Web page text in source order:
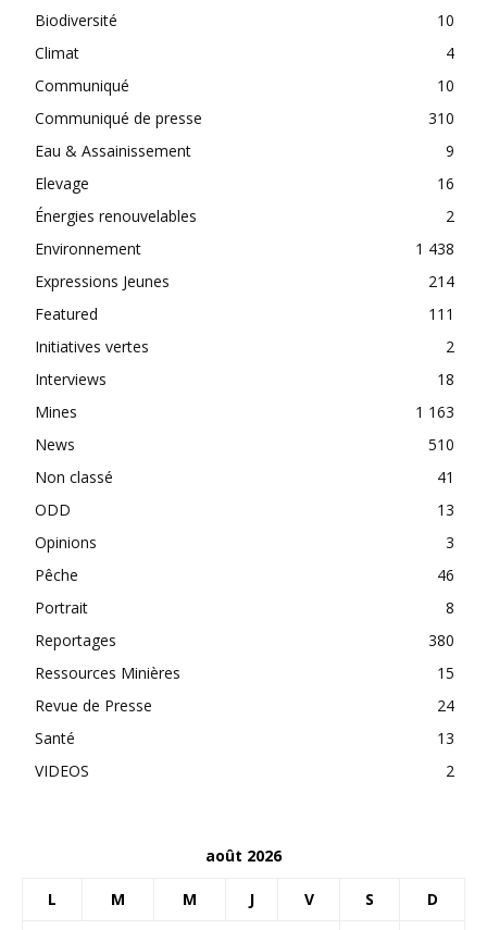
Biodiversité
10
Climat
4
Communiqué
10
Communiqué de presse
310
Eau & Assainissement
9
Elevage
16
Énergies renouvelables
2
Environnement
1 438
Expressions Jeunes
214
Featured
111
Initiatives vertes
2
Interviews
18
Mines
1 163
News
510
Non classé
41
ODD
13
Opinions
3
Pêche
46
Portrait
8
Reportages
380
Ressources Minières
15
Revue de Presse
24
Santé
13
VIDEOS
2
août 2026
L M M J V S D